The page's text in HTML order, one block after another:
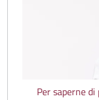
Per saperne di